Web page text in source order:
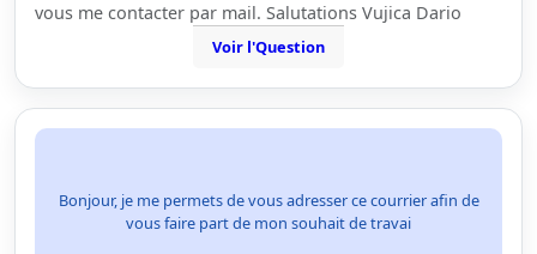
vous me contacter par mail. Salutations Vujica Dario
Voir l'Question
Bonjour, je me permets de vous adresser ce courrier afin de
vous faire part de mon souhait de travai